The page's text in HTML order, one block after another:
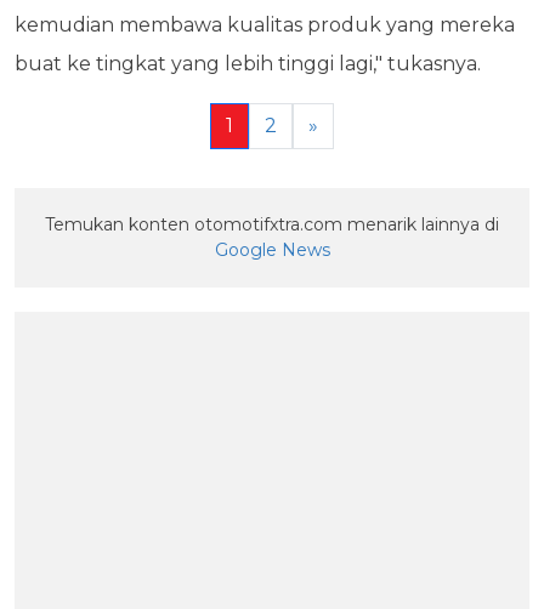
kemudian membawa kualitas produk yang mereka
buat ke tingkat yang lebih tinggi lagi," tukasnya.
1 2 »
Temukan konten otomotifxtra.com menarik lainnya di
Google News